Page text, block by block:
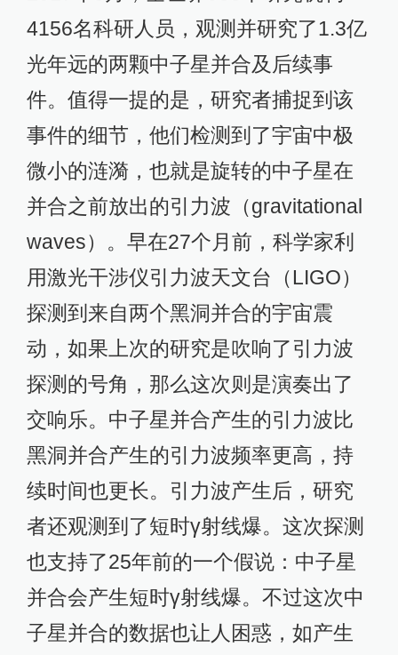
4156名科研人员，观测并研究了1.3亿
光年远的两颗中子星并合及后续事
件。值得一提的是，研究者捕捉到该
事件的细节，他们检测到了宇宙中极
微小的涟漪，也就是旋转的中子星在
并合之前放出的引力波（gravitational
waves）。早在27个月前，科学家利
用激光干涉仪引力波天文台（LIGO）
探测到来自两个黑洞并合的宇宙震
动，如果上次的研究是吹响了引力波
探测的号角，那么这次则是演奏出了
交响乐。中子星并合产生的引力波比
黑洞并合产生的引力波频率更高，持
续时间也更长。引力波产生后，研究
者还观测到了短时γ射线爆。这次探测
也支持了25年前的一个假说：中子星
并合会产生短时γ射线爆。不过这次中
子星并合的数据也让人困惑，如产生